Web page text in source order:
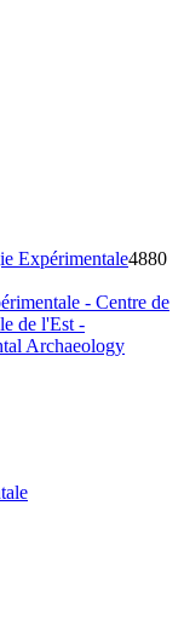
Expérimentale4880
- Centre de
de l'Est -
Archaeology